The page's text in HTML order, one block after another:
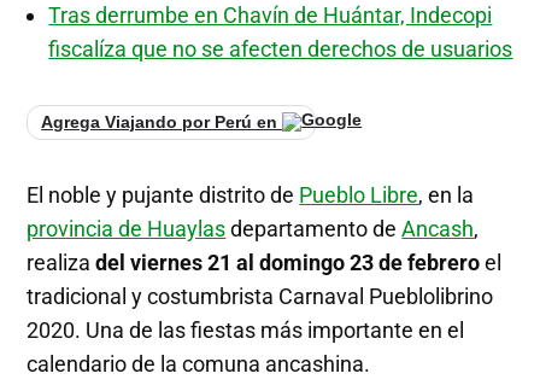
Tras derrumbe en Chavín de Huántar, Indecopi
fiscalíza que no se afecten derechos de usuarios
Agrega Viajando por Perú en
El noble y pujante distrito de Pueblo Libre, en la
provincia de Huaylasdepartamento deAncash,
realizadel viernes 21 al domingo 23 de febreroel
tradicional y costumbrista Carnaval Pueblolibrino
2020. Una de las fiestas más importante en el
calendario de la comuna ancashina.